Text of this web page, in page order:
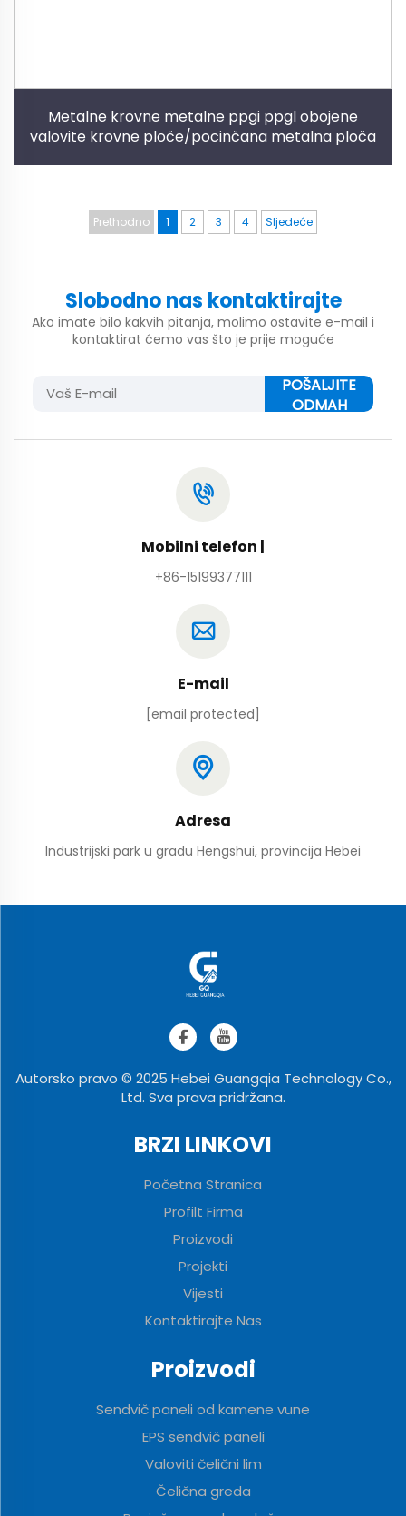
Metalne krovne metalne ppgi ppgl obojene
valovite krovne ploče/pocinčana metalna ploča
Prethodno 1 2 3 4 Sljedeće
Slobodno nas kontaktirajte
Ako imate bilo kakvih pitanja, molimo ostavite e-mail i
kontaktirat ćemo vas što je prije moguće
POŠALJITE
ODMAH
Mobilni telefon |
+86-15199377111
E-mail
[email protected]
Adresa
Industrijski park u gradu Hengshui, provincija Hebei
Autorsko pravo © 2025 Hebei Guangqia Technology Co.,
Ltd. Sva prava pridržana.
BRZI LINKOVI
Početna Stranica
Profilt Firma
Proizvodi
Projekti
Vijesti
Kontaktirajte Nas
Proizvodi
Sendvič paneli od kamene vune
EPS sendvič paneli
Valoviti čelični lim
Čelična greda